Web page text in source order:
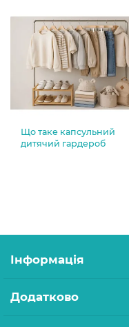
Що таке капсульний
дитячий гардероб
Інформація
Додатково